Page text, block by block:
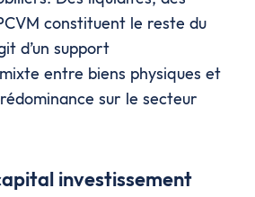
constituent le reste du
d’un support
entre biens physiques et
sur le secteur
investissement